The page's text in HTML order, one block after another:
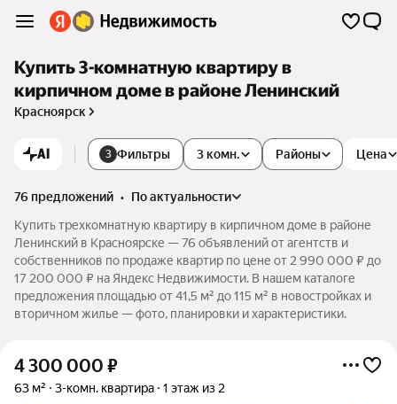
Купить 3-комнатную квартиру в
кирпичном доме в районе Ленинский
Красноярск
AI 3 Фильтры 3 комн. Цена
Районы
76 предложений •
по актуальности
Купить трехкомнатную квартиру в кирпичном доме в районе
Ленинский в Красноярске — 76 объявлений от агентств и
собственников по продаже квартир по цене от 2 990 000 ₽ до
17 200 000 ₽ на Яндекс Недвижимости. В нашем каталоге
предложения площадью от 41,5 м² до 115 м² в новостройках и
вторичном жилье — фото, планировки и характеристики.
4 300 000 ₽
63 м² 3-комн. квартира 1 этаж из 2